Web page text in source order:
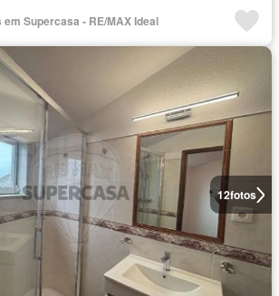
Supercasa - RE/MAX Ideal
12fotos